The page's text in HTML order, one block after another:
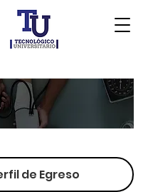
de Egreso